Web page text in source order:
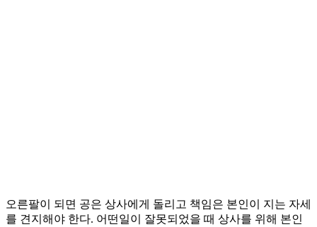
오른팔이 되면 공은 상사에게 돌리고 책임은 본인이 지는 자세
를 견지해야 한다. 어떤일이 잘못되었을 때 상사를 위해 본인